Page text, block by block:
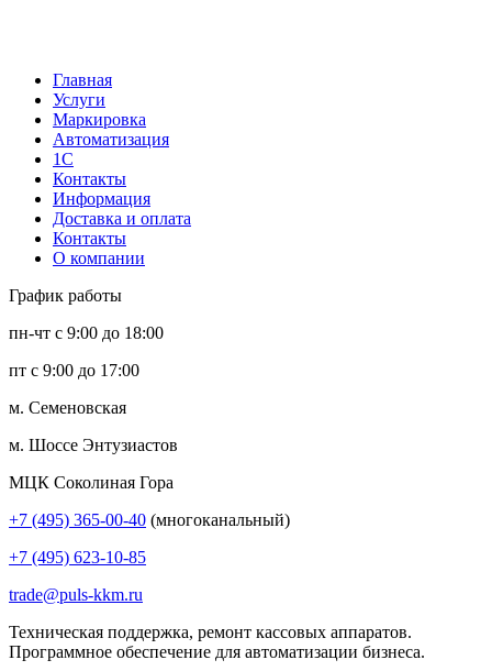
Главная
Услуги
Маркировка
Автоматизация
1С
Контакты
Информация
Доставка и оплата
Контакты
О компании
График работы
пн-чт с 9:00 до 18:00
пт с 9:00 до 17:00
м. Семеновская
м. Шоссе Энтузиастов
МЦК Соколиная Гора
+7 (495) 365-00-40 (многоканальный)
+7 (495) 623-10-85
trade@puls-kkm.ru
Техническая поддержка, ремонт кассовых аппаратов.
Программное обеспечение для автоматизации бизнеса.